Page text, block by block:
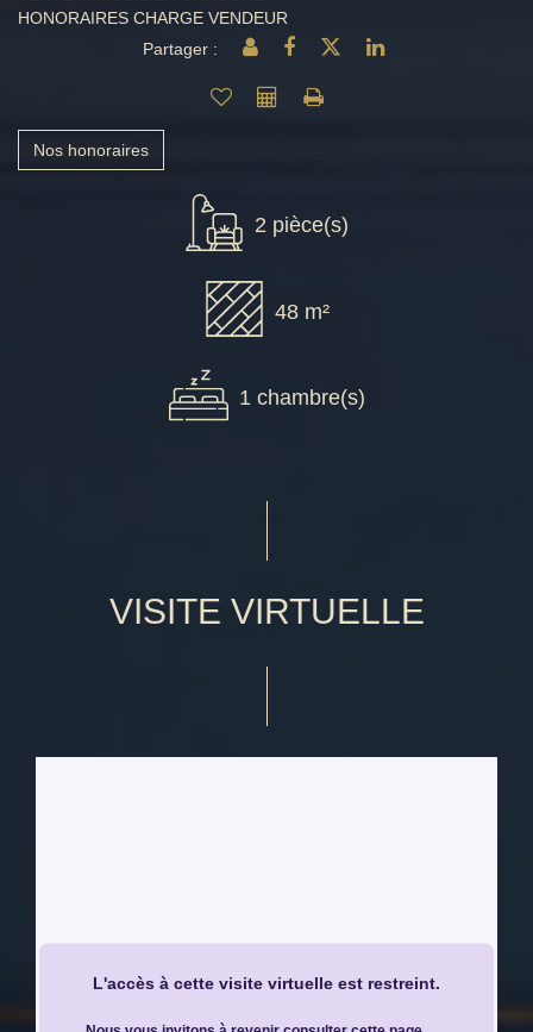
HONORAIRES CHARGE VENDEUR
Partager :
Nos honoraires
2 pièce(s)
48 m²
1 chambre(s)
VISITE VIRTUELLE